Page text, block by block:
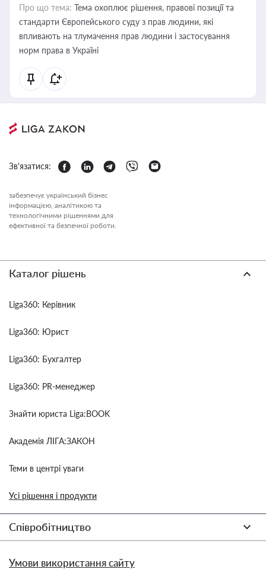
Про що тема: Тема охоплює рішення, правові позиції та
стандарти Європейського суду з прав людини, які
впливають на тлумачення прав людини і застосування
норм права в Україні
Зв'язатися:
забезпечує український бізнес
інформацією, аналітикою та
технологічними рішеннями для
ефективної та безпечної роботи.
Каталог рішень
Liga360: Керівник
Liga360: Юрист
Liga360: Бухгалтер
Liga360: PR-менеджер
Знайти юриста Liga:BOOK
Академія ЛІГА:ЗАКОН
Теми в центрі уваги
Усі рішення і продукти
Співробітництво
Умови використання сайту